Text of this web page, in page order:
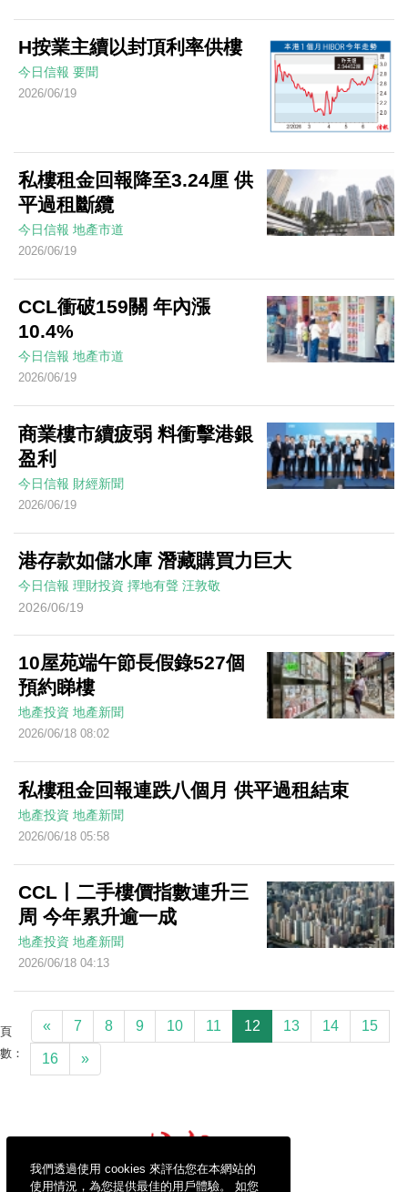
我們透過使用 cookies 來評估您在本網站的
使用情況，為您提供最佳的用戶體驗。 如您
H按業主續以封頂利率供樓
今日信報 要聞
2026/06/19
私樓租金回報降至3.24厘 供
平過租斷纜
今日信報 地產市道
2026/06/19
CCL衝破159關 年內漲
10.4%
今日信報 地產市道
2026/06/19
商業樓市續疲弱 料衝擊港銀
盈利
今日信報 財經新聞
2026/06/19
港存款如儲水庫 潛藏購買力巨大
今日信報 理財投資 擇地有聲 汪敦敬
2026/06/19
10屋苑端午節長假錄527個
預約睇樓
地產投資 地產新聞
2026/06/18 08:02
私樓租金回報連跌八個月 供平過租結束
地產投資 地產新聞
2026/06/18 05:58
CCL丨二手樓價指數連升三
周 今年累升逾一成
地產投資 地產新聞
2026/06/18 04:13
頁
數：
« 7 8 9 10 11 12 13 14 15
16 »